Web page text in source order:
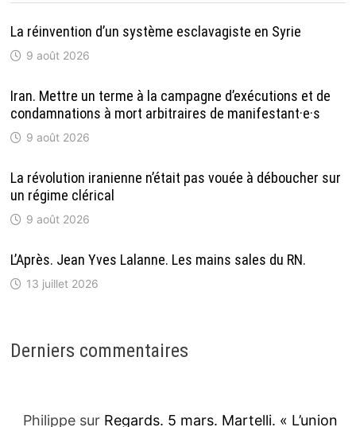
La réinvention d’un système esclavagiste en Syrie
9 août 2026
Iran. Mettre un terme à la campagne d’exécutions et de
condamnations à mort arbitraires de manifestant·e·s
9 août 2026
La révolution iranienne n’était pas vouée à déboucher sur
un régime clérical
9 août 2026
L’Après. Jean Yves Lalanne. Les mains sales du RN.
13 juillet 2026
Derniers commentaires
Philippesur Regards. 5 mars. Martelli. « L’union